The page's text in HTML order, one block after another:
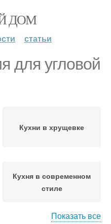
ДОМ
статьи
для угловой
Кухни в хрущевке
Кухня в современном
стиле
Показать все